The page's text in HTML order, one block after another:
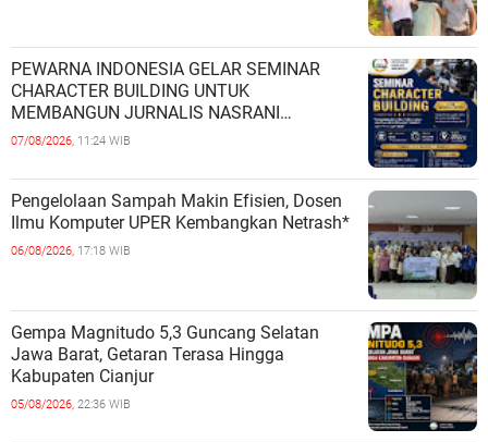
PEWARNA INDONESIA GELAR SEMINAR
CHARACTER BUILDING UNTUK
MEMBANGUN JURNALIS NASRANI
BERINTEGRITAS DAN BERDAMPAK*
07/08/2026, 11:24 WIB
Pengelolaan Sampah Makin Efisien, Dosen
Ilmu Komputer UPER Kembangkan Netrash*
06/08/2026, 17:18 WIB
Gempa Magnitudo 5,3 Guncang Selatan
Jawa Barat, Getaran Terasa Hingga
Kabupaten Cianjur
05/08/2026, 22:36 WIB